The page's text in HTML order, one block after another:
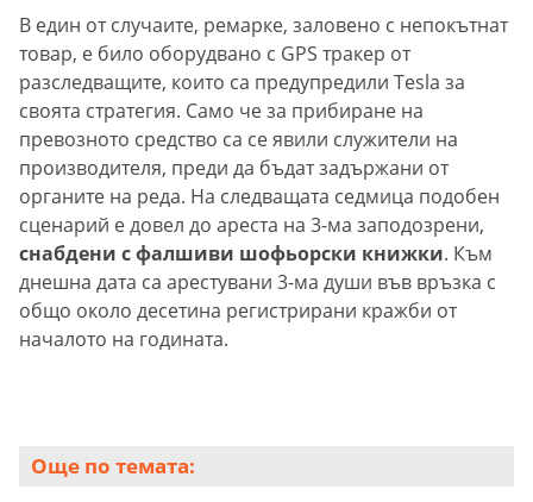
В един от случаите, ремарке, заловено с непокътнат
товар, е било оборудвано с GPS тракер от
разследващите, които са предупредили Tesla за
своята стратегия. Само че за прибиране на
превозното средство са се явили служители на
производителя, преди да бъдат задържани от
органите на реда. На следващата седмица подобен
сценарий е довел до ареста на 3-ма заподозрени,
снабдени с фалшиви шофьорски книжки. Към
днешна дата са арестувани 3-ма души във връзка с
общо около десетина регистрирани кражби от
началото на годината.
Още по темата: